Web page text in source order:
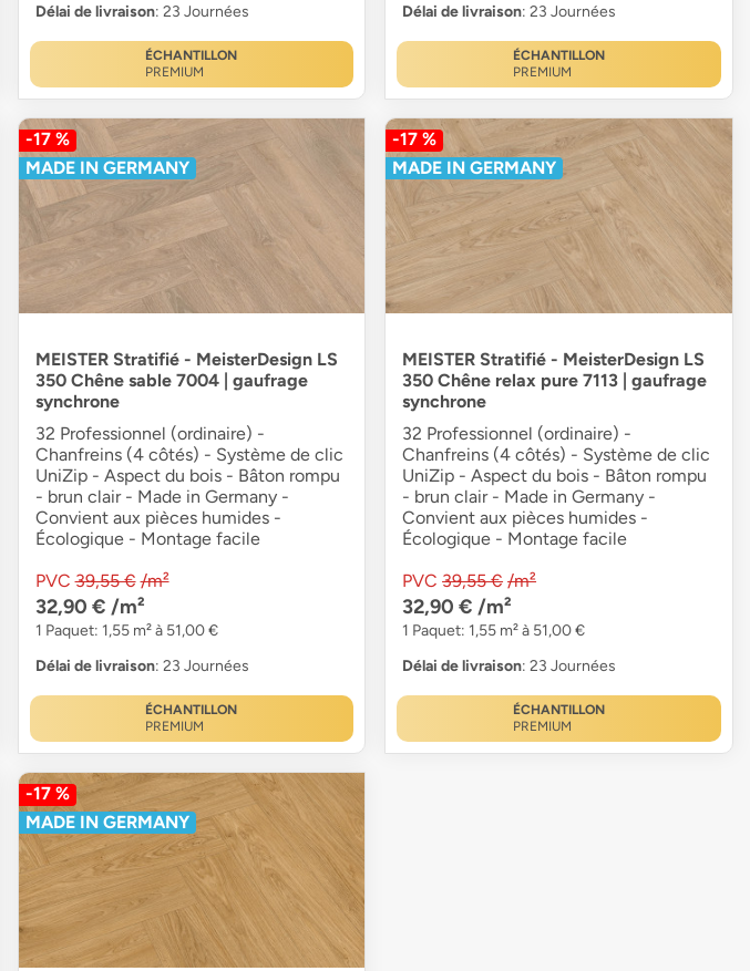
Délai de livraison: 23 Journées
ÉCHANTILLON
PREMIUM
Délai de livraison: 23 Journées
ÉCHANTILLON
PREMIUM
-17 %
MADE IN GERMANY
MEISTER Stratifié - MeisterDesign LS
350 Chêne sable 7004 | gaufrage
synchrone
32 Professionnel (ordinaire) -
Chanfreins (4 côtés) - Système de clic
UniZip - Aspect du bois - Bâton rompu
- brun clair - Made in Germany -
Convient aux pièces humides -
Écologique - Montage facile
PVC 39,55 € /m²
32,90 € /m²
1 Paquet: 1,55 m² à 51,00 €
Délai de livraison: 23 Journées
ÉCHANTILLON
PREMIUM
-17 %
MADE IN GERMANY
MEISTER Stratifié - MeisterDesign LS
350 Chêne relax pure 7113 | gaufrage
synchrone
32 Professionnel (ordinaire) -
Chanfreins (4 côtés) - Système de clic
UniZip - Aspect du bois - Bâton rompu
- brun clair - Made in Germany -
Convient aux pièces humides -
Écologique - Montage facile
PVC 39,55 € /m²
32,90 € /m²
1 Paquet: 1,55 m² à 51,00 €
Délai de livraison: 23 Journées
ÉCHANTILLON
PREMIUM
-17 %
MADE IN GERMANY